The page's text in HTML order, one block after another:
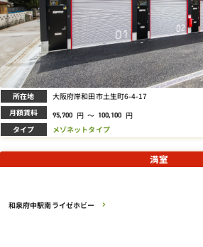
所在地 大阪府岸和田市土生町6-4-17
月額賃料 95,700 円 ～ 100,100 円
タイプ メゾネットタイプ
和泉府中駅南ライゼホビー
満室